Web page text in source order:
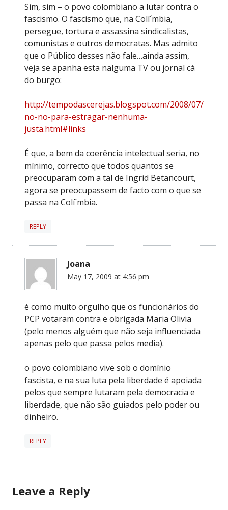
Sim, sim – o povo colombiano a lutar contra o
fascismo. O fascismo que, na Colí´mbia,
persegue, tortura e assassina sindicalistas,
comunistas e outros democratas. Mas admito
que o Público desses não fale…ainda assim,
veja se apanha esta nalguma TV ou jornal cá
do burgo:
http://tempodascerejas.blogspot.com/2008/07/
no-no-para-estragar-nenhuma-
justa.html#links
É que, a bem da coerência intelectual seria, no
mínimo, correcto que todos quantos se
preocuparam com a tal de Ingrid Betancourt,
agora se preocupassem de facto com o que se
passa na Colí´mbia.
REPLY
Joana
May 17, 2009 at 4:56 pm
é como muito orgulho que os funcionários do
PCP votaram contra e obrigada Maria Olivia
(pelo menos alguém que não seja influenciada
apenas pelo que passa pelos media).
o povo colombiano vive sob o domínio
fascista, e na sua luta pela liberdade é apoiada
pelos que sempre lutaram pela democracia e
liberdade, que não são guiados pelo poder ou
dinheiro.
REPLY
Leave a Reply